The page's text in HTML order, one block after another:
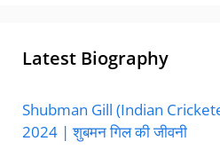
Latest Biography
Shubman Gill (Indian
2024 | शुबमन गिल की जीवनी